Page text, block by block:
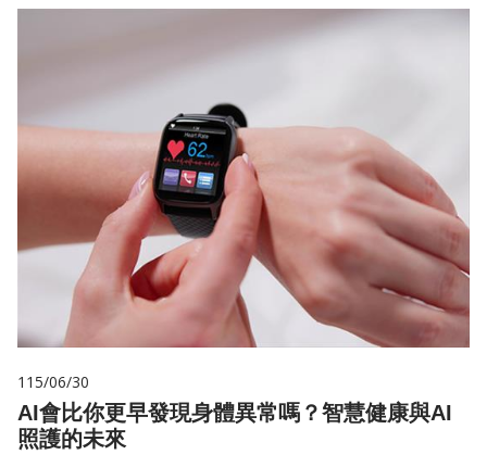
115/06/30
AI會比你更早發現身體異常嗎？智慧健康與AI
照護的未來